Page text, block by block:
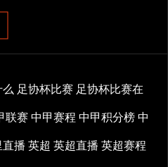
足协杯比赛 足协杯比赛在
联赛 中甲赛程 中甲积分榜 中
直播 英超 英超直播 英超赛程